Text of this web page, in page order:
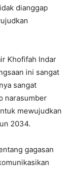
dianggap
Khofifah Indar
ini sangat
sangat
narasumber
mewujudkan
2034.
gagasan